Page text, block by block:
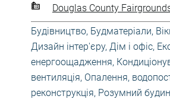
Douglas County
Будівництво, Будматеріали,
Дизайн інтер'єру, Дім і офіс,
енергоощадження,
вентиляція, Опалення,
реконструкція, Розумний